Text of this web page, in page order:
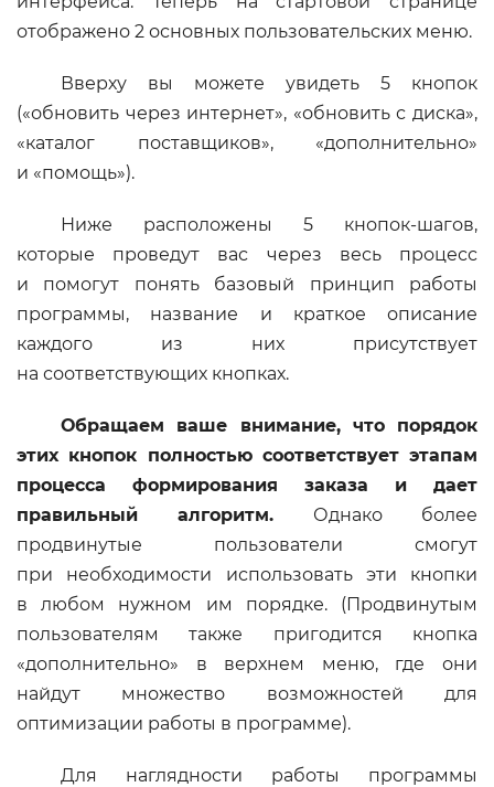
отображено 2 основных пользовательских меню.
Вверху вы можете увидеть 5 кнопок
(«обновить через интернет», «обновить с диска»,
«каталог поставщиков», «дополнительно»
и «помощь»).
Ниже расположены 5 кнопок-шагов,
которые проведут вас через весь процесс
и помогут понять базовый принцип работы
программы, название и краткое описание
каждого из них присутствует
на соответствующих кнопках.
Обращаем ваше внимание, что порядок
этих кнопок полностью соответствует этапам
процесса формирования заказа и дает
правильный алгоритм. Однако более
продвинутые пользователи смогут
при необходимости использовать эти кнопки
в любом нужном им порядке. (Продвинутым
пользователям также пригодится кнопка
«дополнительно» в верхнем меню, где они
найдут множество возможностей для
оптимизации работы в программе).
Для наглядности работы программы